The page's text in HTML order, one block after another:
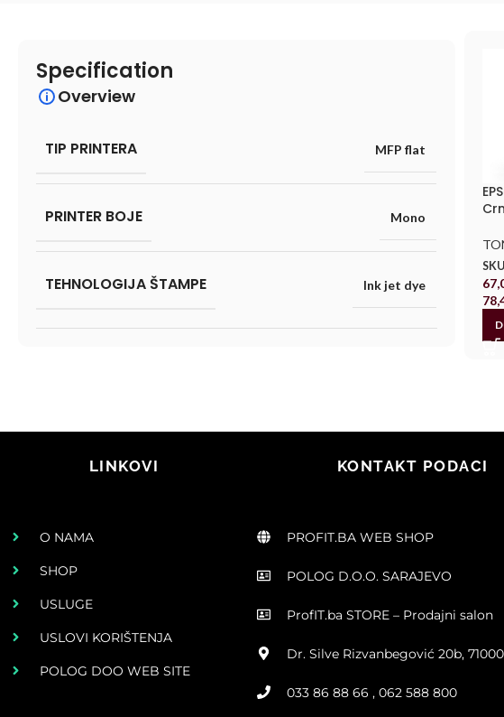
Specification
Overview
TIP PRINTERA MFP flat
PRINTER BOJE Mono
TEHNOLOGIJA ŠTAMPE Ink jet dye
LINKOVI
O NAMA
SHOP
USLUGE
USLOVI KORIŠTENJA
POLOG DOO WEB SITE
KONTAKT PODACI
PROFIT.BA WEB SHOP
POLOG D.O.O. SARAJEVO
ProfIT.ba STORE – Prodajni salon
Dr. Silve Rizvanbegović 20b,
033 86 88 66 , 062 588 800